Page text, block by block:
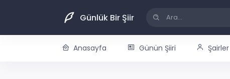
Günlük Bir Şiir
Anasayfa Günün Şiiri Şairler